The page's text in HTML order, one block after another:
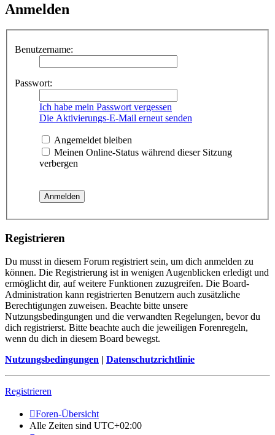
Anmelden
Benutzername:
Passwort:
Ich habe mein Passwort vergessen
Die Aktivierungs-E-Mail erneut senden
Angemeldet bleiben
Meinen Online-Status während dieser Sitzung
verbergen
Registrieren
Du musst in diesem Forum registriert sein, um dich anmelden zu
können. Die Registrierung ist in wenigen Augenblicken erledigt und
ermöglicht dir, auf weitere Funktionen zuzugreifen. Die Board-
Administration kann registrierten Benutzern auch zusätzliche
Berechtigungen zuweisen. Beachte bitte unsere
Nutzungsbedingungen und die verwandten Regelungen, bevor du
dich registrierst. Bitte beachte auch die jeweiligen Forenregeln,
wenn du dich in diesem Board bewegst.
Nutzungsbedingungen | Datenschutzrichtlinie
Registrieren
Foren-Übersicht
Alle Zeiten sind UTC+02:00